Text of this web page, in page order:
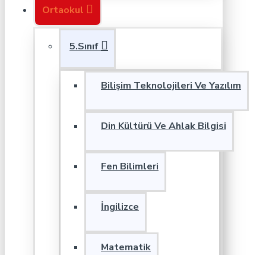
Ortaokul
5.Sınıf
Bilişim Teknolojileri Ve Yazılım
Din Kültürü Ve Ahlak Bilgisi
Fen Bilimleri
İngilizce
Matematik